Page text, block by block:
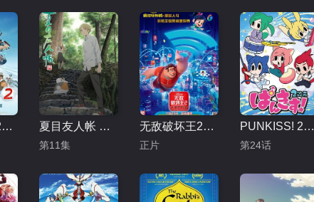
冰雪大作战2（原声版） 夏目友人帐 第五季
第11集
无敌破坏王2：大闹互联网
正片
PUNKISS! 2次元
第24话